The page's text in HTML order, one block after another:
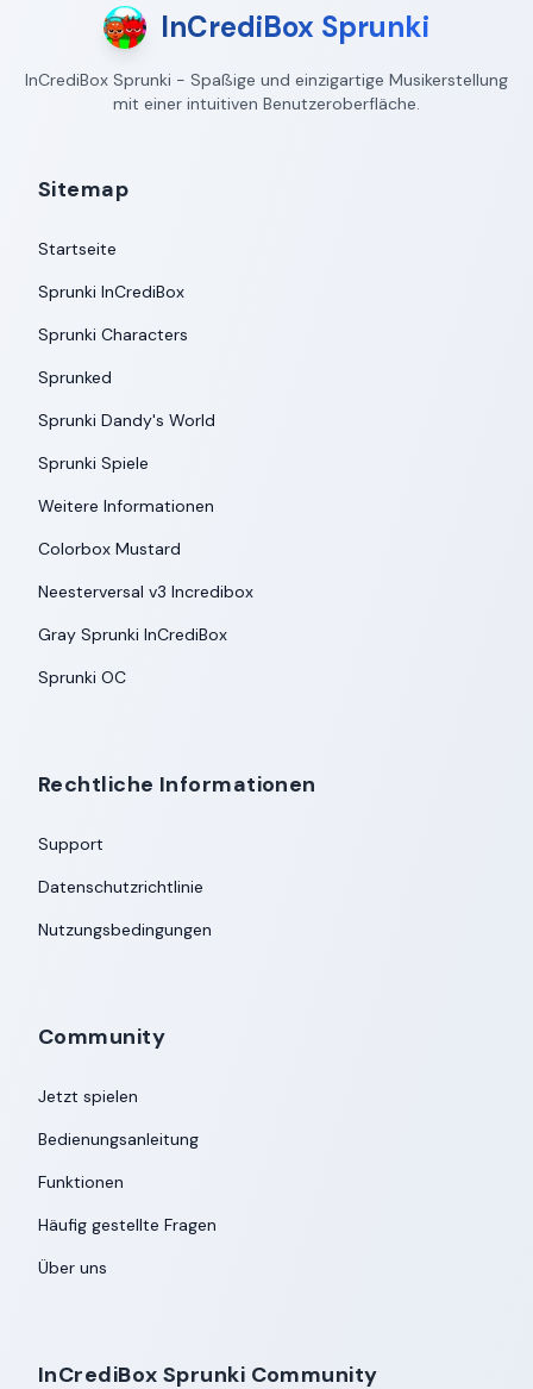
InCrediBox Sprunki
InCrediBox Sprunki - Spaßige und einzigartige Musikerstellung
mit einer intuitiven Benutzeroberfläche.
Sitemap
Startseite
Sprunki InCrediBox
Sprunki Characters
Sprunked
Sprunki Dandy's World
Sprunki Spiele
Weitere Informationen
Colorbox Mustard
Neesterversal v3 Incredibox
Gray Sprunki InCrediBox
Sprunki OC
Rechtliche Informationen
Support
Datenschutzrichtlinie
Nutzungsbedingungen
Community
Jetzt spielen
Bedienungsanleitung
Funktionen
Häufig gestellte Fragen
Über uns
InCrediBox Sprunki Community